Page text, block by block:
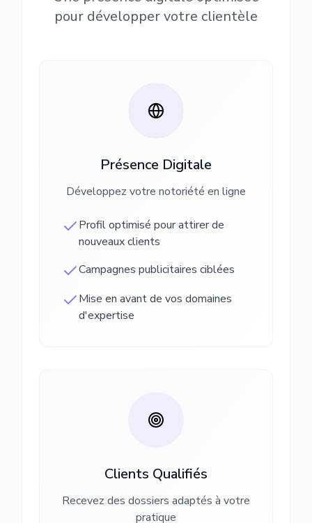
pour développer votre clientèle
Présence Digitale
Développez votre notoriété en ligne
Profil optimisé pour attirer de
nouveaux clients
Campagnes publicitaires ciblées
Mise en avant de vos domaines
d'expertise
Clients Qualifiés
Recevez des dossiers adaptés à votre
pratique